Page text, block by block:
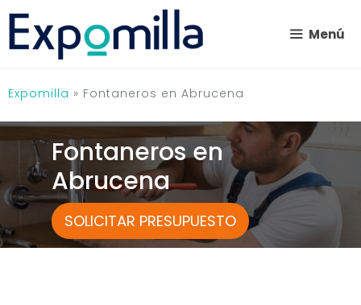
Saltar
contenido
Menú
Expomilla » Fontaneros en Abrucena
Fontaneros en
Abrucena
SOLICITAR PRESUPUESTO